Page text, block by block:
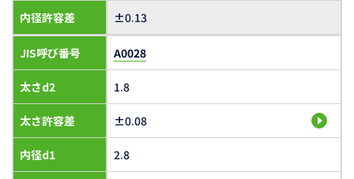
内径許容差 ±0.13
JIS呼び番号
太さd2
太さ許容差
内径d1
A0028
1.8
±0.08
2.8